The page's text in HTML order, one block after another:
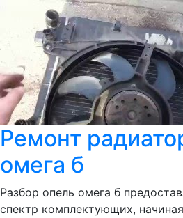
Ремонт
омега б
Разбор опель омега б
спектр комплектующих,